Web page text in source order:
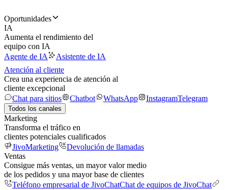
Oportunidades
IA
Aumenta el rendimiento del
equipo con IA
Agente de IA
Asistente de IA
Atención al cliente
Crea una experiencia de atención al
cliente excepcional
Chat para sitios
Chatbot WhatsApp InstagramTelegram
Todos los canales
Marketing
Transforma el tráfico en
clientes potenciales cualificados
JivoMarketing
Devolución de llamadas
Ventas
Consigue más ventas, un mayor valor medio
de los pedidos y una mayor base de clientes
Teléfono empresarial de JivoChatChat de equipos de JivoChat